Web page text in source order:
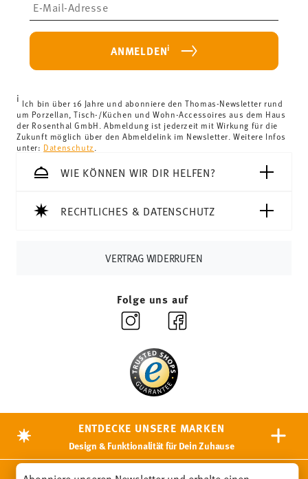
ANMELDENi
i Ich bin über 16 Jahre und abonniere den Thomas-Newsletter rund
um Porzellan, Tisch-/Küchen und Wohn-Accessoires aus dem Haus
der Rosenthal GmbH. Abmeldung ist jederzeit mit Wirkung für die
Zukunft möglich über den Abmeldelink im Newsletter. Weitere Infos
unter: Datenschutz
WIE KÖNNEN WIR DIR HELFEN?
RECHTLICHES & DATENSCHUTZ
VERTRAG WIDERRUFEN
Folge uns auf
ENTDECKE UNSERE MARKEN
Design & Funktionalität für Dein Zuhause